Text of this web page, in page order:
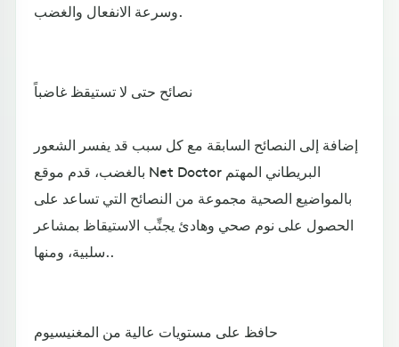
وسرعة الانفعال والغضب.
نصائح حتى لا تستيقظ غاضباً
إضافة إلى النصائح السابقة مع كل سبب قد يفسر الشعور
بالغضب، قدم موقع Net Doctor البريطاني المهتم
بالمواضيع الصحية مجموعة من النصائح التي تساعد على
الحصول على نوم صحي وهادئ يجنِّب الاستيقاظ بمشاعر
سلبية، ومنها..
حافظ على مستويات عالية من المغنيسيوم